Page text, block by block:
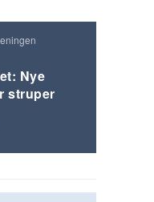
Nye
struper